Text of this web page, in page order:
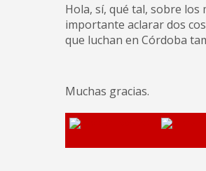
Hola, sí, qué tal, sobre
importante aclarar dos
que luchan en Córdoba
Muchas gracias.